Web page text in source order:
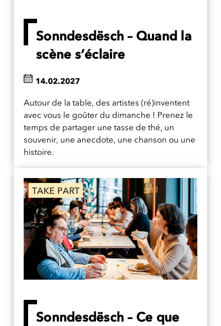
Sonndesdësch – Quand la
scène s’éclaire
Autour de la table, des artistes (ré)inventent
avec vous le goûter du dimanche ! Prenez le
temps de partager une tasse de thé, un
souvenir, une anecdote, une chanson ou une
histoire.
14.02.2027
TAKE PART
Sonndesdësch – Ce que